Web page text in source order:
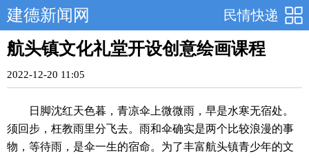
民情快递
建德新闻网
航头镇文化礼堂开设创意绘画课程
2022-12-20 11:05
日脚沈红天色暮，青凉伞上微微雨，早是水寒无宿处。
须回步，枉教雨里分飞去。雨和伞确实是两个比较浪漫的事
物，等待雨，是伞一生的宿命。为了丰富航头镇青少年的文